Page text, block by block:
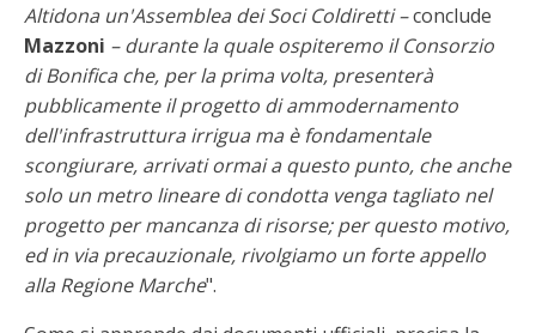
Altidona un'Assemblea dei Soci Coldiretti –conclude
Mazzoni – durante la quale ospiteremo il Consorzio
di Bonifica che, per la prima volta, presenterà
pubblicamente il progetto di ammodernamento
dell'infrastruttura irrigua ma è fondamentale
scongiurare, arrivati ormai a questo punto, che anche
solo un metro lineare di condotta venga tagliato nel
progetto per mancanza di risorse; per questo motivo,
ed in via precauzionale, rivolgiamo un forte appello
alla Regione Marche".